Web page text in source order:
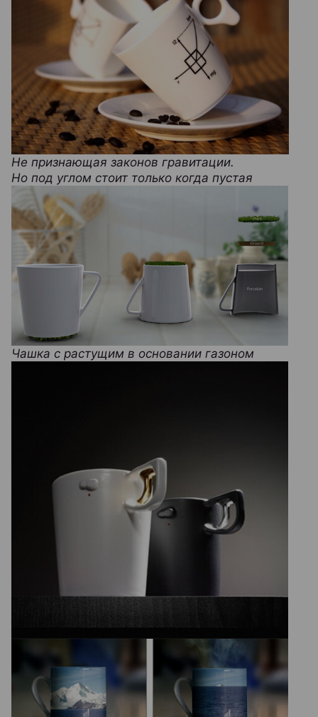
Не признающая законов гравитации.
Но под углом стоит только когда пустая
Чашка с растущим в основании газоном